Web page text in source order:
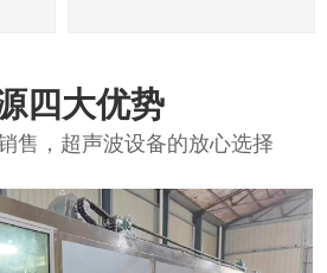
四大优势
售，超声波设备的放心选择